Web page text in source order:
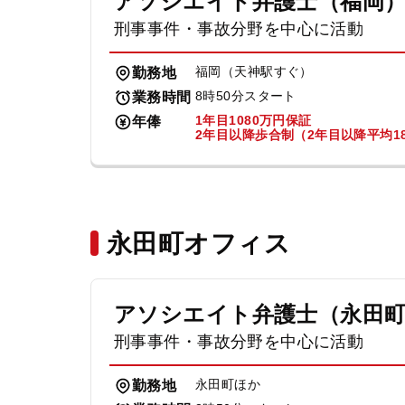
刑事事件・事故分野を中心に活動
勤務地 福岡（天神駅すぐ）
業務時間 8時50分スタート
年俸
1年目1080万円保証
2年目以降歩合制（2年目以降平均
永田町オフィス
アソシエイト弁護士（永田町
刑事事件・事故分野を中心に活動
勤務地 永田町ほか